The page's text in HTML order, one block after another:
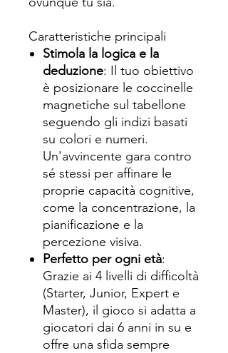
Caratteristiche principali
Stimola la logica e la
deduzione: Il tuo obiettivo
è posizionare le coccinelle
magnetiche sul tabellone
seguendo gli indizi basati
su colori e numeri.
Un'avvincente gara contro
sé stessi per affinare le
proprie capacità cognitive,
come la concentrazione, la
pianificazione e la
percezione visiva.
Perfetto per ogni età:
Grazie ai 4 livelli di difficoltà
(Starter, Junior, Expert e
Master), il gioco si adatta a
giocatori dai 6 anni in su e
offre una sfida sempre